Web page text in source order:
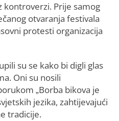
kontroverzi. Prije samog
otvaranja festivala
protesti organizacija
su se kako bi digli glas
Oni su nosili
„Borba bikova je
jezika, zahtijevajući
tradicije.